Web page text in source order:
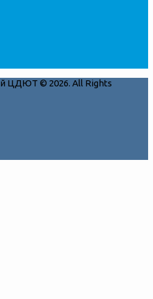
ЦДЮТ © 2026. All Rights